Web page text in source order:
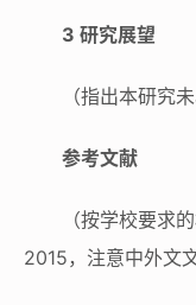
3 研究展望
（指出本研究
参考文献
（按学校要求
2015，注意中外文